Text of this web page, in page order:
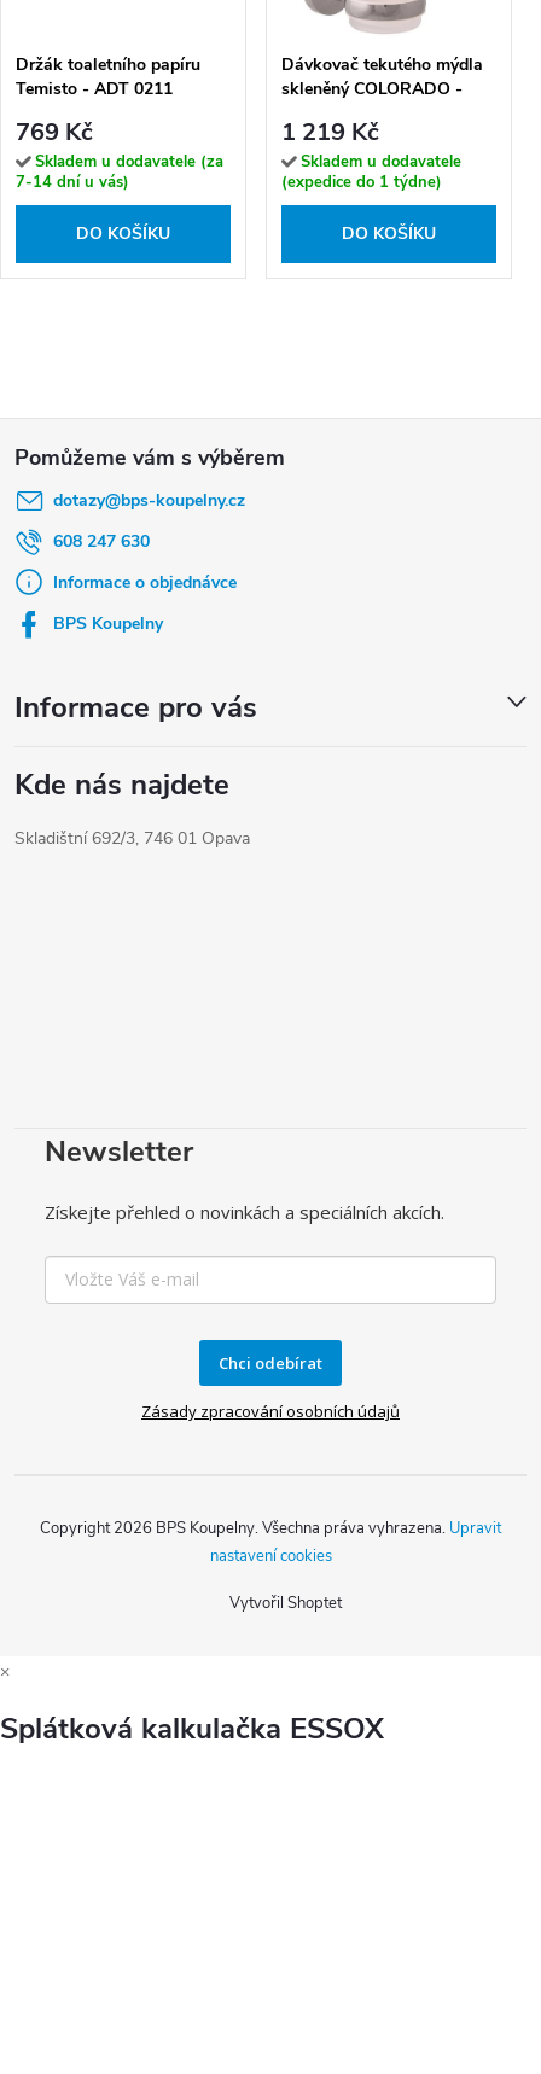
Držák toaletního papíru
Temisto - ADT 0211
769 Kč
Skladem u dodavatele (za
7-14 dní u vás)
DO KOŠÍKU
Dávkovač tekutého mýdla
skleněný COLORADO -
lesk
1 219 Kč
Skladem u dodavatele
(expedice do 1 týdne)
DO KOŠÍKU
dotazy@bps-koupelny.cz
608 247 630
Informace o objednávce
BPS Koupelny
Informace pro vás
Kde nás najdete
Skladištní 692/3, 746 01 Opava
Newsletter
Získejte přehled o novinkách a speciálních akcích.
Chci odebírat
Zásady zpracování osobních údajů
Vytvořil Shoptet
Copyright 2026 BPS Koupelny. Všechna práva vyhrazena. Upravit
nastavení cookies
×
Splátková kalkulačka ESSOX